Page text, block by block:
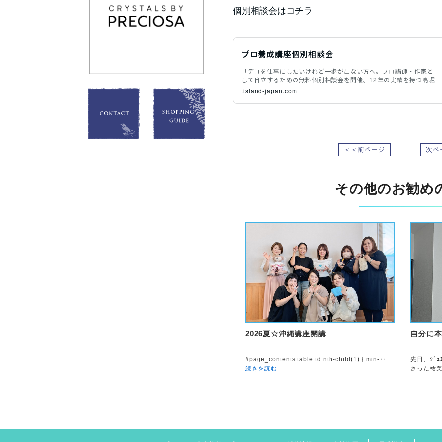
個別相談会はコチラ
プロ養成講座個別相談会
「デコを仕事にしたいけれど一歩が出ない方へ。プロ講師・作家と
して自立するための無料個別相談会を開催。12年の実績を持つ高堀
tisland-japan.com
＜＜前ページ 次ペ
その他のお勧め
2026夏☆沖縄講座開講
#page_contents table td:nth-child(1) { min-‥
続きを読む
自分に
先日、ｼﾞ
さった祐